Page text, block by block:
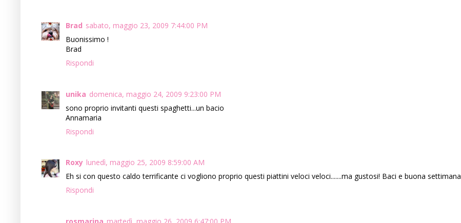
Brad sabato, maggio 23, 2009 7:44:00 PM
Buonissimo !
Brad
Rispondi
unika domenica, maggio 24, 2009 9:23:00 PM
sono proprio invitanti questi spaghetti...un bacio
Annamaria
Rispondi
Roxy lunedì, maggio 25, 2009 8:59:00 AM
Eh si con questo caldo terrificante ci vogliono proprio questi piattini veloci veloci.......ma gustosi! Baci e buona settimana
Rispondi